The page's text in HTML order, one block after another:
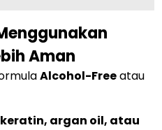
Aman
Alcohol-Freeatau
keratin, argan oil, atau